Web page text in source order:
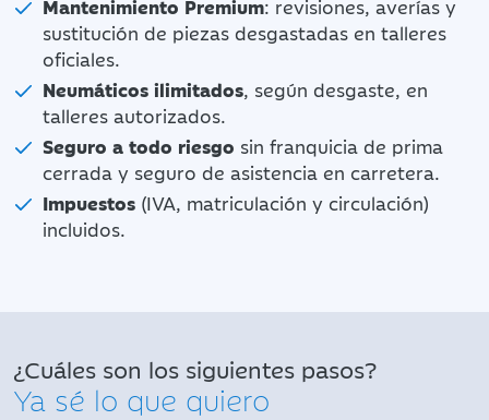
Mantenimiento Premium: revisiones, averías y
sustitución de piezas desgastadas en talleres
oficiales.
Neumáticos ilimitados, según desgaste, en
talleres autorizados.
Seguro a todo riesgo sin franquicia de prima
cerrada y seguro de asistencia en carretera.
Impuestos (IVA, matriculación y circulación)
incluidos.
¿Cuáles son los siguientes pasos?
Ya sé lo que quiero